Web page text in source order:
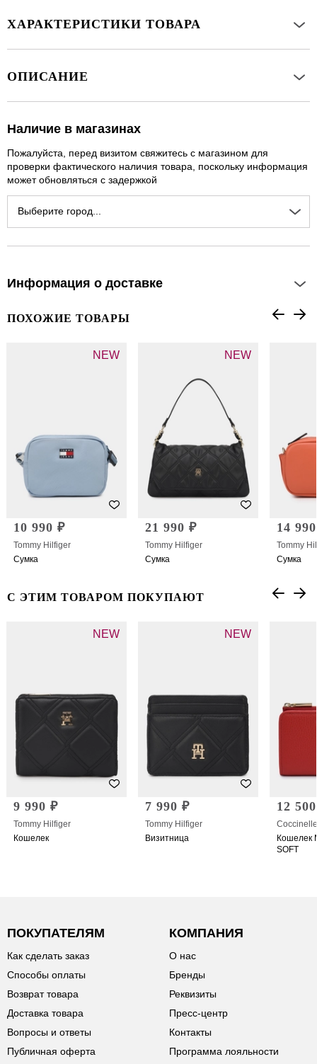
ХАРАКТЕРИСТИКИ ТОВАРА
ОПИСАНИЕ
Наличие в магазинах
Пожалуйста, перед визитом свяжитесь с магазином для
проверки фактического наличия товара, поскольку информация
может обновляться с задержкой
Выберите город...
Информация о доставке
ПОХОЖИЕ ТОВАРЫ
NEW
10 990 ₽
Tommy Hilfiger
Сумка
NEW
21 990 ₽
Tommy Hilfiger
Сумка
14
Tommy
Сумка
С ЭТИМ ТОВАРОМ ПОКУПАЮТ
NEW
9 990 ₽
Tommy Hilfiger
Кошелек
NEW
7 990 ₽
Tommy Hilfiger
Визитница
12
Coccinelle
Кошелек
SOFT
ПОКУПАТЕЛЯМ
Как сделать заказ
Способы оплаты
Возврат товара
Доставка товара
Вопросы и ответы
Публичная оферта
КОМПАНИЯ
О нас
Бренды
Реквизиты
Пресс-центр
Контакты
Программа лояльности